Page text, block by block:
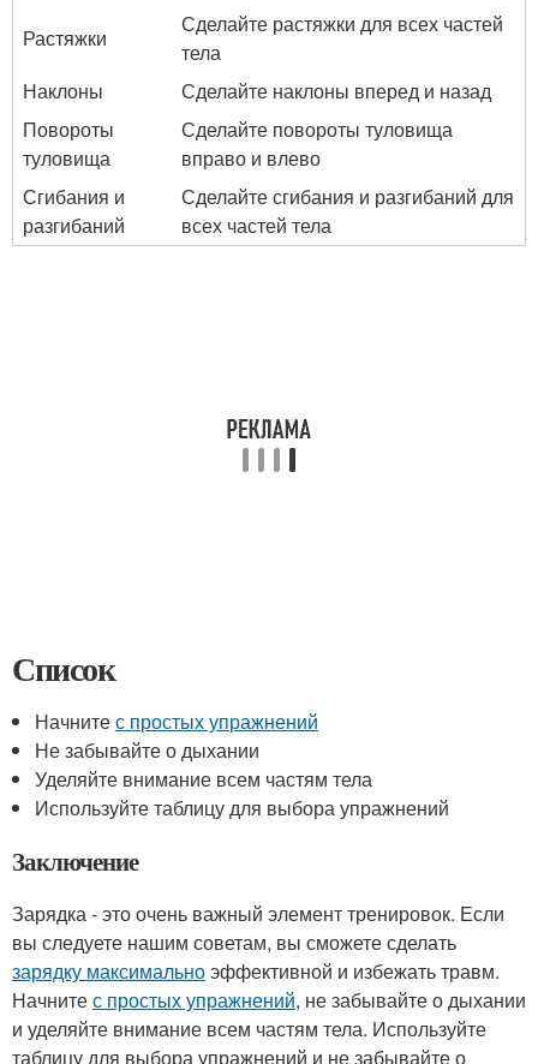
Растяжки
Сделайте растяжки для всех частей
тела
Наклоны
Сделайте наклоны вперед и назад
Повороты
туловища
Сделайте повороты туловища
вправо и влево
Сгибания и
разгибаний
Сделайте сгибания и разгибаний для
всех частей тела
Список
Начнитес простых упражнений
Не забывайте о дыхании
Уделяйте внимание всем частям тела
Используйте таблицу для выбора упражнений
Заключение
Зарядка - это очень важный элемент тренировок. Если
вы следуете нашим советам, вы сможете сделать
зарядку максимальноэффективной и избежать травм.
Начнитес простых упражнений, не забывайте о дыхании
и уделяйте внимание всем частям тела. Используйте
таблицу для выбора упражнений и не забывайте о